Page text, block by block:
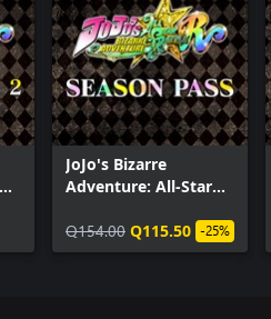
JoJo's Bizarre
Adventure: All-Star
Temporada
Q154.00 Q115.50 -25%